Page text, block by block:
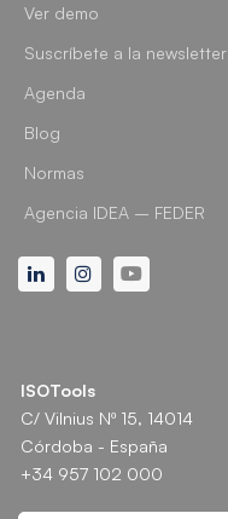
Ver demo
Suscríbete a la newsletter
Agenda
Blog
Normas
Agencia IDEA – FEDER
LinkedinInstagramYoutube
ISOTools
C/ Vilnius Nº 15, 14014
Córdoba - España
+34 957 102 000